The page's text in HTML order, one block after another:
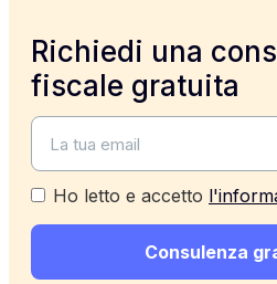
Richiedi una
fiscale gratuita
Ho letto e accetto
Consulenza